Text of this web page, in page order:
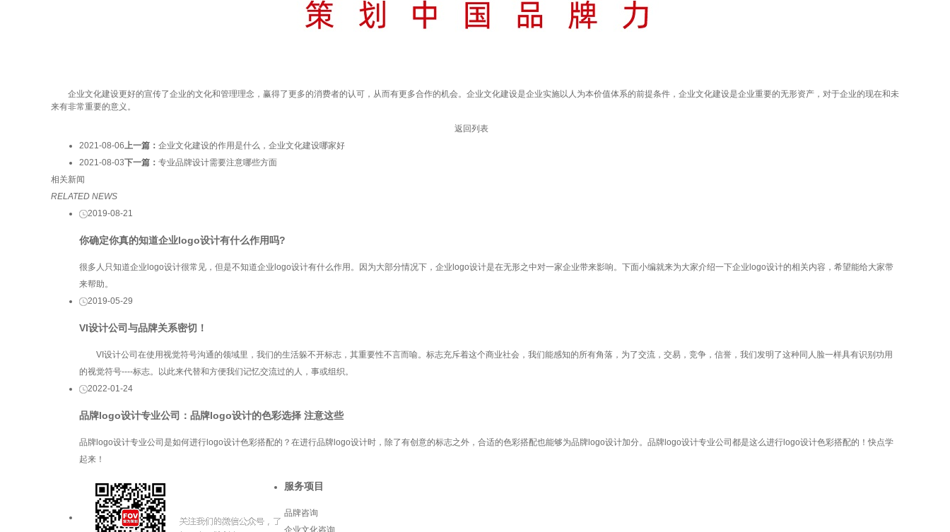
企业文化建设更好的宣传了企业的文化和管理理念，赢得了更多的消费者的认可，从而有更多合作的机会。企业文化建设是企业实施以人为本价值体系的前提条件，企业文化建设是企业重要的无形资产，对于企业的现在和未
来有非常重要的意义。
返回列表
2021-08-06上一篇： 企业文化建设的作用是什么，企业文化建设哪家好
2021-08-03下一篇： 专业品牌设计需要注意哪些方面
相关新闻
RELATED NEWS
2019-08-21
你确定你真的知道企业logo设计有什么作用吗?
很多人只知道企业logo设计很常见，但是不知道企业logo设计有什么作用。因为大部分情况下，企业logo设计是在无形之中对一家企业带来影响。下面小编就来为大家介绍一下企业logo设计的相关内容，希望能给大家带
来帮助。
2019-05-29
VI设计公司与品牌关系密切！
VI设计公司在使用视觉符号沟通的领域里，我们的生活躲不开标志，其重要性不言而喻。标志充斥着这个商业社会，我们能感知的所有角落，为了交流，交易，竞争，信誉，我们发明了这种同人脸一样具有识别功用
的视觉符号----标志。以此来代替和方便我们记忆交流过的人，事或组织。
2022-01-24
品牌logo设计专业公司：品牌logo设计的色彩选择 注意这些
品牌logo设计专业公司是如何进行logo设计色彩搭配的？在进行品牌logo设计时，除了有创意的标志之外，合适的色彩搭配也能够为品牌logo设计加分。品牌logo设计专业公司都是这么进行logo设计色彩搭配的！快点学
起来！
服务项目
品牌咨询
企业文化咨询